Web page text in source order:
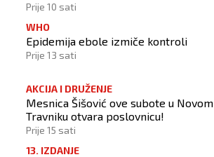
Prije 10 sati
WHO
Epidemija ebole izmiče kontroli
Prije 13 sati
AKCIJA I DRUŽENJE
Mesnica Šišović ove subote u Novom
Travniku otvara poslovnicu!
Prije 15 sati
13. IZDANJE